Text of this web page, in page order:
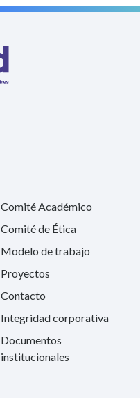
Comité Académico
Comité de Ética
Modelo de trabajo
Proyectos
Contacto
Integridad corporativa
Documentos
institucionales